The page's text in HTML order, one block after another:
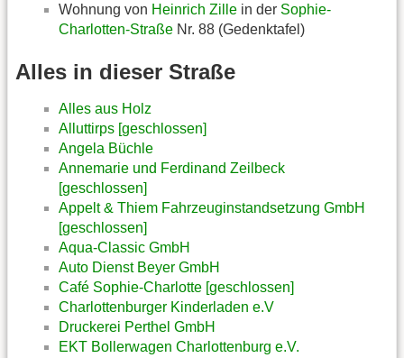
Wohnung von Heinrich Zille in der Sophie-
Charlotten-Straße Nr. 88 (Gedenktafel)
Alles in dieser Straße
Alles aus Holz
Alluttirps [geschlossen]
Angela Büchle
Annemarie und Ferdinand Zeilbeck
[geschlossen]
Appelt & Thiem Fahrzeuginstandsetzung GmbH
[geschlossen]
Aqua-Classic GmbH
Auto Dienst Beyer GmbH
Café Sophie-Charlotte [geschlossen]
Charlottenburger Kinderladen e.V
Druckerei Perthel GmbH
EKT Bollerwagen Charlottenburg e.V.